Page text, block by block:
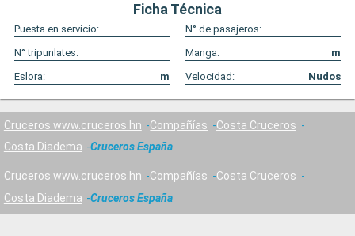
Ficha Técnica
Puesta en servicio:
N° de pasajeros:
N° tripunlates:
Manga:
m
Eslora:
m Velocidad: Nudos
Cruceros www.cruceros.hn Compañías
Costa Cruceros
Costa Diadema
Cruceros España
Cruceros www.cruceros.hn Compañías
Costa Cruceros
Costa Diadema
Cruceros España